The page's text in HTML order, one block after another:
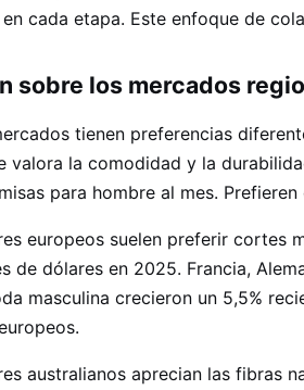
cada etapa. Este enfoque de
sobre los mercados
tienen preferencias
valora la comodidad y la
para hombre al mes.
europeos suelen preferir cortes
de dólares en 2025. Francia,
masculina crecieron un 5,5%
australianos aprecian las fibras